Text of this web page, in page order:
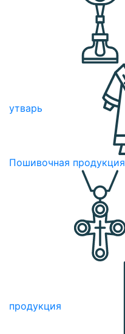
утварь
Пошивочная продукция
продукция